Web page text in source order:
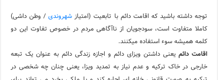
ویژگی‌های منفی شخصیت در زبان ترکی استانبولی
ویژگی‌های مثبت شخصیت در زبان ترکی استانبولی
موزه افسانه‌های کارتال استانبول؛ سفری به دنیای قصه‌ها در
توجه داشته باشید که اقامت دائم با تابعیت (امتیاز شهروندی/ وطن داشی)
کاملا متفاوت است، سودجویان از ناآگاهی مردم در خصوص تفاوت این دو
کلمه همیشه سوء استفاده میکنند.
اقامت دائم یعنی داشتن ویزای دائم و اجازه زندگی دائم به عنوان یک تبعه
خارجی در خاک ترکیه و عدم نیاز به تمدید ویزا، یعنی چنان چه شخصی در